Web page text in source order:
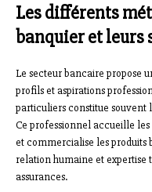
Les différents
banquier et leurs
Le secteur bancaire propose
profils et aspirations
particuliers constitue souvent
Ce professionnel accueille
et commercialise les produits
relation humaine et expertise
assurances.